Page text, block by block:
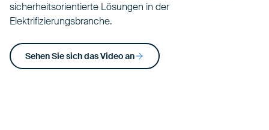
sicherheitsorientierte Lösungen in der
Elektrifizierungsbranche.
Sehen Sie sich das Video an